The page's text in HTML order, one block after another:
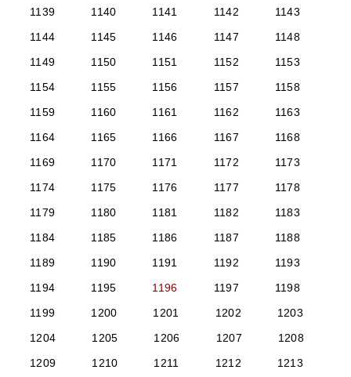
1139
1140 1141 1142
1143
1144
1145 1146 1147
1148
1149
1150 1151 1152
1153
1154
1155 1156 1157
1158
1159
1160 1161 1162
1163
1164
1165 1166 1167
1168
1169
1170 1171 1172
1173
1174
1175 1176 1177
1178
1179
1180 1181 1182
1183
1184
1185 1186 1187
1188
1189
1190 1191 1192
1193
1194
1195 1196 1197
1198
1199
1200 1201 1202
1203
1204
1205 1206 1207
1208
1209
1210 1211 1212
1213